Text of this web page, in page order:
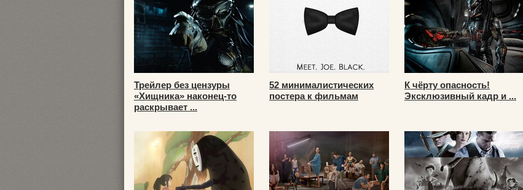
Трейлер без цензуры
«Хищника» наконец-то
раскрывает ...
52 минималистических
постера к фильмам
К чёрту опасность!
Эксклюзивный кадр и ...